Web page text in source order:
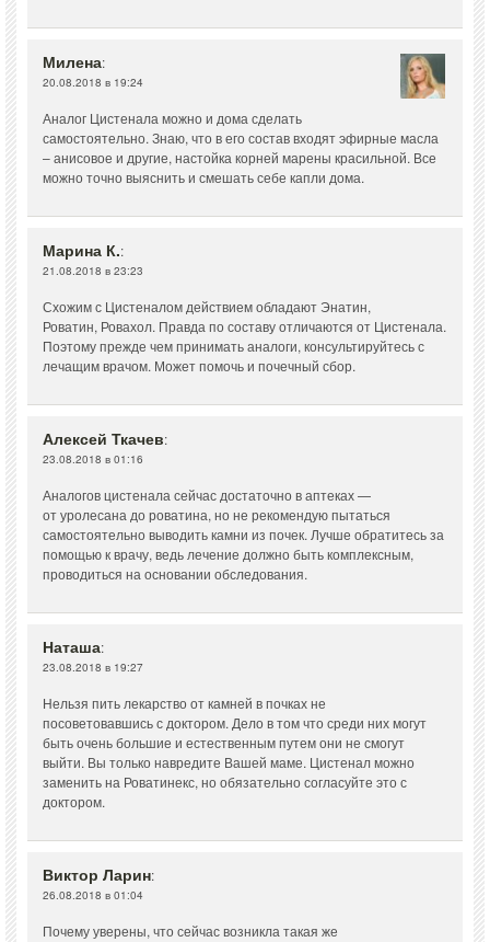
Милена:
20.08.2018 в 19:24
Аналог Цистенала можно и дома сделать
самостоятельно. Знаю, что в его состав входят эфирные масла
– анисовое и другие, настойка корней марены красильной. Все
можно точно выяснить и смешать себе капли дома.
Марина К.:
21.08.2018 в 23:23
Схожим с Цистеналом действием обладают Энатин,
Роватин, Ровахол. Правда по составу отличаются от Цистенала.
Поэтому прежде чем принимать аналоги, консультируйтесь с
лечащим врачом. Может помочь и почечный сбор.
Алексей Ткачев:
23.08.2018 в 01:16
Аналогов цистенала сейчас достаточно в аптеках —
от уролесана до роватина, но не рекомендую пытаться
самостоятельно выводить камни из почек. Лучше обратитесь за
помощью к врачу, ведь лечение должно быть комплексным,
проводиться на основании обследования.
Наташа:
23.08.2018 в 19:27
Нельзя пить лекарство от камней в почках не
посоветовавшись с доктором. Дело в том что среди них могут
быть очень большие и естественным путем они не смогут
выйти. Вы только навредите Вашей маме. Цистенал можно
заменить на Роватинекс, но обязательно согласуйте это с
доктором.
Виктор Ларин:
26.08.2018 в 01:04
Почему уверены, что сейчас возникла такая же